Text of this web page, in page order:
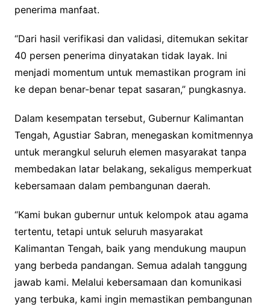
penerima manfaat.
“Dari hasil verifikasi dan validasi, ditemukan sekitar
40 persen penerima dinyatakan tidak layak. Ini
menjadi momentum untuk memastikan program ini
ke depan benar-benar tepat sasaran,” pungkasnya.
Dalam kesempatan tersebut, Gubernur Kalimantan
Tengah, Agustiar Sabran, menegaskan komitmennya
untuk merangkul seluruh elemen masyarakat tanpa
membedakan latar belakang, sekaligus memperkuat
kebersamaan dalam pembangunan daerah.
“Kami bukan gubernur untuk kelompok atau agama
tertentu, tetapi untuk seluruh masyarakat
Kalimantan Tengah, baik yang mendukung maupun
yang berbeda pandangan. Semua adalah tanggung
jawab kami. Melalui kebersamaan dan komunikasi
yang terbuka, kami ingin memastikan pembangunan